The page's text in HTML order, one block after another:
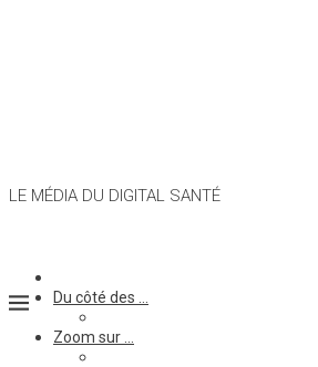
LE MÉDIA DU DIGITAL SANTÉ
Du côté des …
Zoom sur …